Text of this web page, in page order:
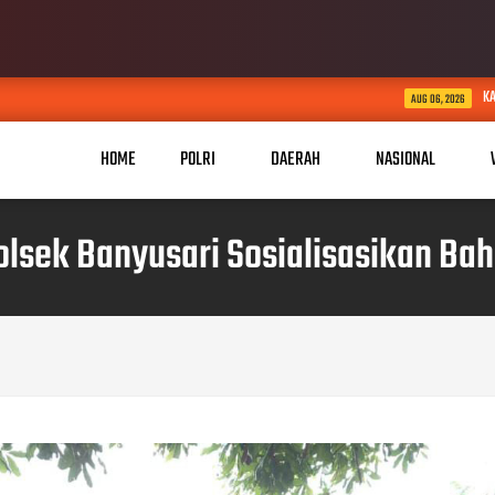
KABID HUMAS POLDA
HOME POLRI DAERAH NASIONAL
Banyusari Sosialisasikan